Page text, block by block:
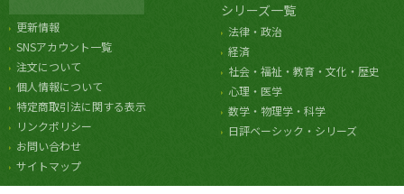
更新情報
SNSアカウント一覧
注文について
個人情報について
特定商取引法に関する表示
リンクポリシー
お問い合わせ
サイトマップ
シリーズ一覧
法律・政治
経済
社会・福祉・教育・文化・歴史
心理・医学
数学・物理学・科学
日評ベーシック・シリーズ